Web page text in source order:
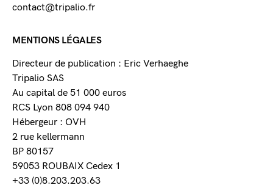
contact@tripalio.fr
MENTIONS LÉGALES
Directeur de publication : Eric Verhaeghe
Tripalio SAS
Au capital de 51 000 euros
RCS Lyon 808 094 940
Hébergeur : OVH
2 rue kellermann
BP 80157
59053 ROUBAIX Cedex 1
+33 (0)8.203.203.63